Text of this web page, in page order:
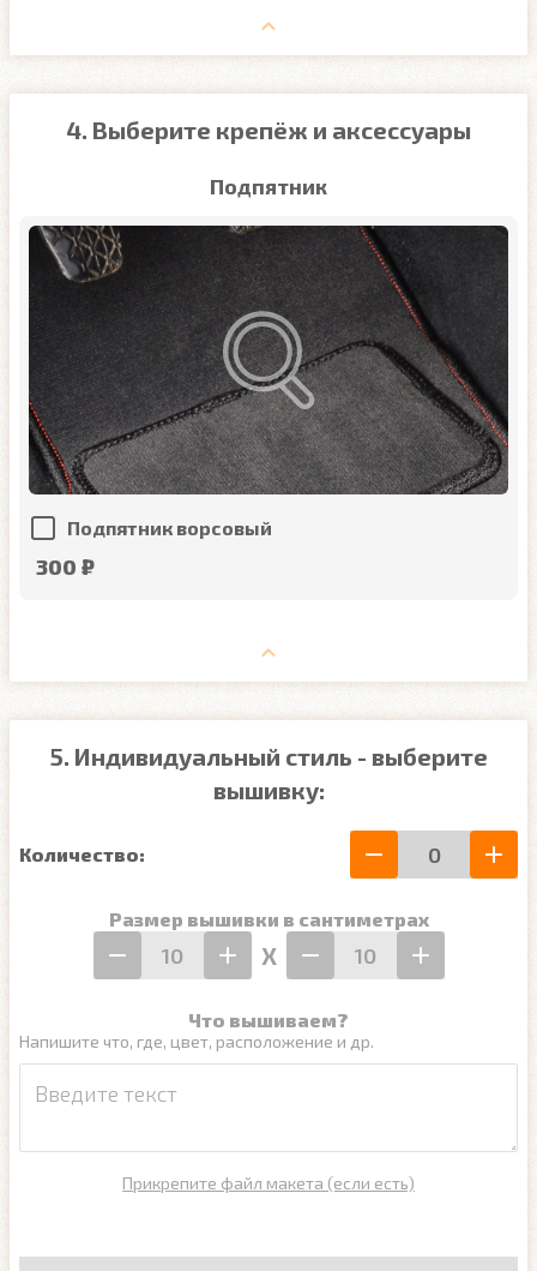
4. Выберите крепёж и аксессуары
Подпятник
Подпятник ворсовый
300 ₽
5. Индивидуальный стиль - выберите
вышивку:
Количество:
Размер вышивки в сантиметрах
Х
Что вышиваем?
Напишите что, где, цвет, расположение и др.
Прикрепите файл макета (если есть)